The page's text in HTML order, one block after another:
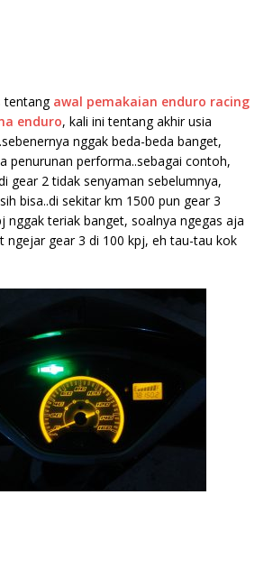
tentang awal pemakaian enduro racing
enduro, kali ini tentang akhir usia
nggak beda-beda banget,
penurunan performa..sebagai contoh,
gear 2 tidak senyaman sebelumnya,
bisa..di sekitar km 1500 pun gear 3
nggak teriak banget, soalnya ngegas aja
ngejar gear 3 di 100 kpj, eh tau-tau kok